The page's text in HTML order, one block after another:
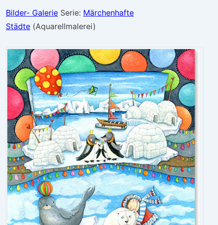
Bilder- Galerie Serie: Märchenhafte
Städte (Aquarellmalerei)